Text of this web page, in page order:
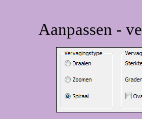
Aanpassen -